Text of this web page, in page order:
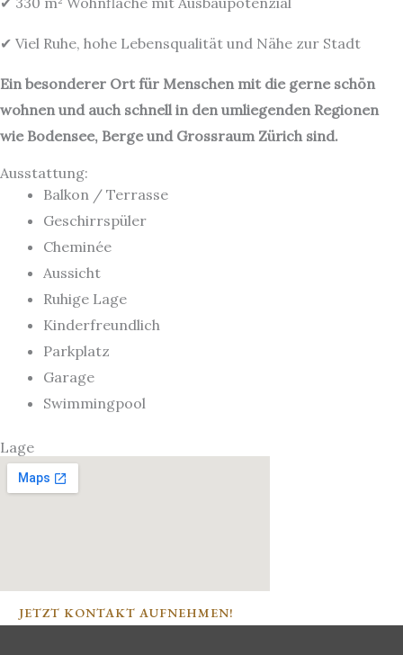
✔ Viel Ruhe, hohe Lebensqualität und Nähe zur Stadt
Ein besonderer Ort für Menschen mit die gerne schön
wohnen und auch schnell in den umliegenden Regionen
wie Bodensee, Berge und Grossraum Zürich sind.
Ausstattung:
Balkon / Terrasse
Geschirrspüler
Cheminée
Aussicht
Ruhige Lage
Kinderfreundlich
Parkplatz
Garage
Swimmingpool
Lage
JETZT KONTAKT AUFNEHMEN!